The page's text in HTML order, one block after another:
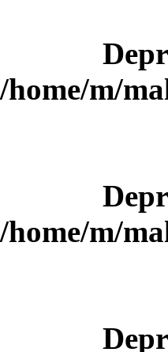
/home/m/
/home/m/